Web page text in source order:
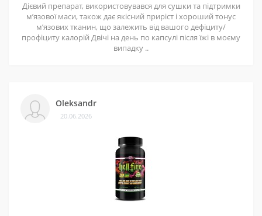
Дієвий препарат, використовувався для сушки та підтримки
мʼязової маси, також дає якісний приріст і хороший тонус
мʼязових тканин, що залежить від вашого дефіциту/
профіциту калорій Двічі на день по капсулі після їжі в моєму
випадку ..
Oleksandr
20.06.2026